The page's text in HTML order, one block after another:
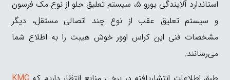
استاندارد آلایندگی یورو ۵، سیستم تعلیق جلو از نوع مک فرسون
و سیستم تعلیق عقب از نوع چند اتصالی مستقل، دیگر
مشخصات فنی این کراس اوور خوش هیبت را به اطلاع شما
می‌رسانند.